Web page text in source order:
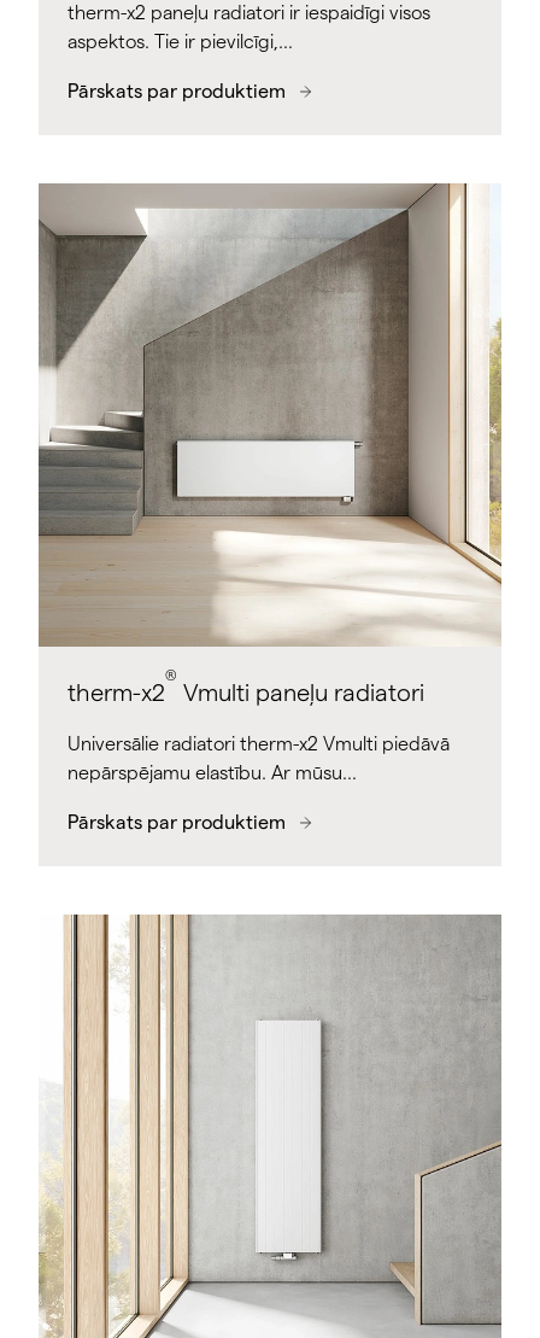
therm-x2 paneļu radiatori ir iespaidīgi visos
aspektos. Tie ir pievilcīgi,…
Pārskats par produktiem
therm-x2
®
Vmulti paneļu radiatori
Universālie radiatori therm-x2 Vmulti piedāvā
nepārspējamu elastību. Ar mūsu…
Pārskats par produktiem